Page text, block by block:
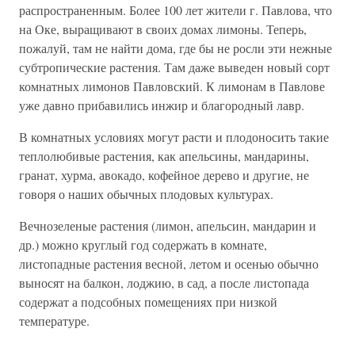
распространенным. Более 100 лет жители г. Павлова, что
на Оке, выращивают в своих домах лимоны. Теперь,
пожалуй, там не найти дома, где бы не росли эти нежные
субтропические растения. Там даже выведен новый сорт
комнатных лимонов Павловский. К лимонам в Павлове
уже давно прибавились инжир и благородный лавр.
В комнатных условиях могут расти и плодоносить такие
теплолюбивые растения, как апельсины, мандарины,
гранат, хурма, авокадо, кофейное дерево и другие, не
говоря о наших обычных плодовых культурах.
Вечнозеленые растения (лимон, апельсин, мандарин и
др.) можно круглый год содержать в комнате,
листопадные растения весной, летом и осенью обычно
выносят на балкон, лоджию, в сад, а после листопада
содержат а подсобных помещениях при низкой
температуре.